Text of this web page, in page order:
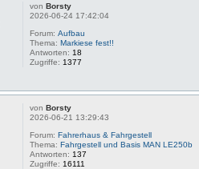
vonBorsty
2026-06-24 17:42:04
Forum:Aufbau
Thema:Markiese fest!!
Antworten: 18
Zugriffe: 1377
vonBorsty
2026-06-21 13:29:43
Forum:Fahrerhaus & Fahrgestell
Thema:Fahrgestell und Basis MAN LE250b
Antworten: 137
Zugriffe: 16111